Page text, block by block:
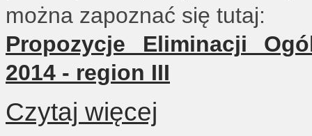
można zapoznać się tutaj:
Propozycje Eliminacji
2014 - region III
Czytaj więcej